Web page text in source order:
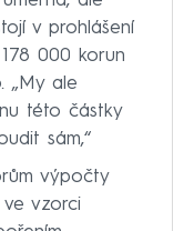
v prohlášení
000 korun
„My ale
této částky
sám,“
výpočty
vzorci